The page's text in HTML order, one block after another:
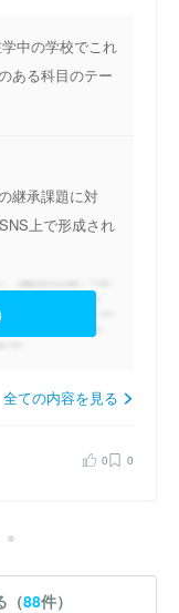
中の学校でこれ
ある科目のテー
継承課題に対
上で形成され
全ての内容を見る
0 0
（88件）